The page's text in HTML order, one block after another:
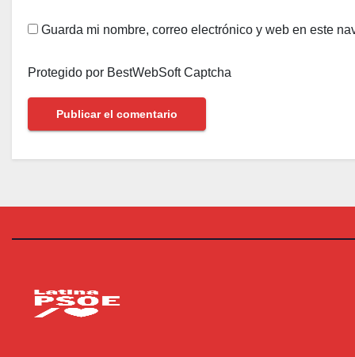
Guarda mi nombre, correo electrónico y web en este
Protegido por BestWebSoft Captcha